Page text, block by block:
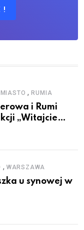
!
MIASTO ,RUMIA
i Rumi
„Witajcie
, WARSZAWA
u synowej w